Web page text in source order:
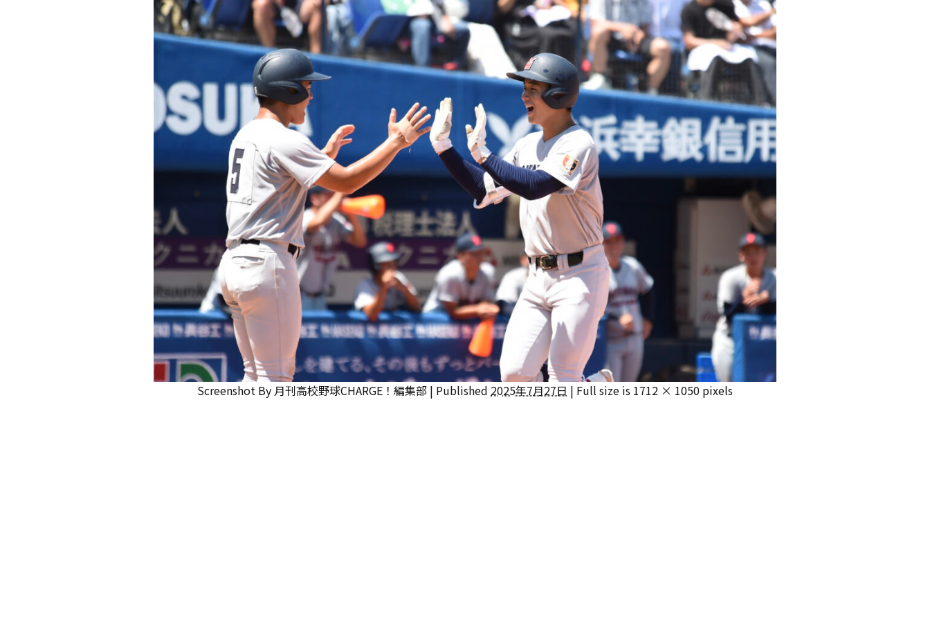
Screenshot By 月刊高校野球CHARGE！編集部 | Published 2025年7月27日 | Full size is 1712 × 1050 pixels